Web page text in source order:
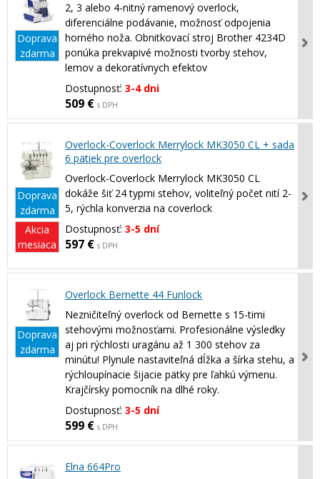
Doprava
zdarma
2, 3 alebo 4-nitný ramenový overlock,
diferenciálne podávanie, možnosť odpojenia
horného noža. Obnitkovací stroj Brother 4234D
ponúka prekvapivé možnosti tvorby stehov,
lemov a dekoratívnych efektov
Dostupnosť: 3-4 dni
509 € s DPH
Doprava
zdarma
Akcia
mesiaca
Overlock-Coverlock Merrylock MK3050 CL + sada
6 pätiek pre overlock
Overlock-Coverlock Merrylock MK3050 CL
dokáže šiť 24 typmi stehov, voliteľný počet nití 2-
5, rýchla konverzia na coverlock
Dostupnosť: 3-5 dní
597 € s DPH
Doprava
zdarma
Overlock Bernette 44 Funlock
Nezničiteľný overlock od Bernette s 15-timi
stehovými možnosťami. Profesionálne výsledky
aj pri rýchlosti uragánu až 1 300 stehov za
minútu! Plynule nastaviteľná dĺžka a šírka stehu, a
rýchloupínacie šijacie pätky pre ľahkú výmenu.
Krajčírsky pomocník na dlhé roky.
Dostupnosť: 3-5 dní
599 € s DPH
Elna 664Pro